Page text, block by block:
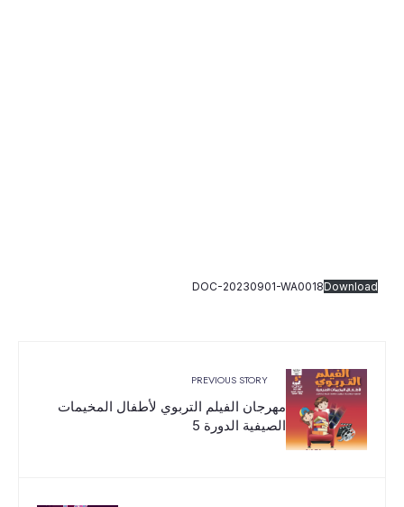
DOC-20230901-WA0018Download
PREVIOUS STORY
مهرجان الفيلم التربوي لأطفال المخيمات
الصيفية الدورة 5